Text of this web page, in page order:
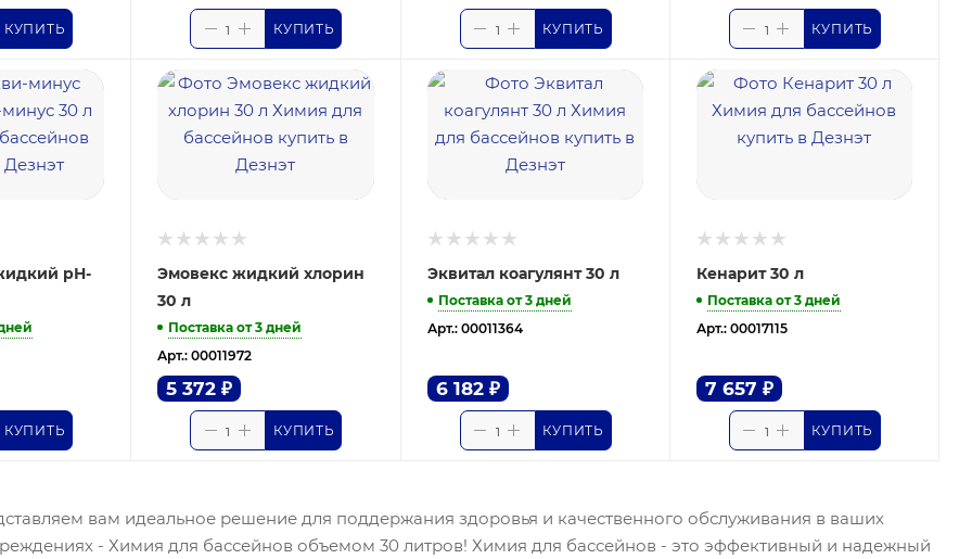
КУПИТЬ КУПИТЬ КУПИТЬ КУПИТЬ
рН-
КУПИТЬ
Эмовекс жидкий хлорин
30 л
Поставка от 3 дней
Арт.: 00011972
5 372 ₽
КУПИТЬ
Эквитал коагулянт 30 л
Поставка от 3 дней
Арт.: 00011364
6 182₽
КУПИТЬ
Кенарит 30 л
Поставка от 3 дней
Арт.: 00017115
7 657 ₽
КУПИТЬ
вам идеальное решение для поддержания здоровья и качественного обслуживания в ваших
- Химия для бассейнов объемом 30 литров! Химия для бассейнов - это эффективный и надежный